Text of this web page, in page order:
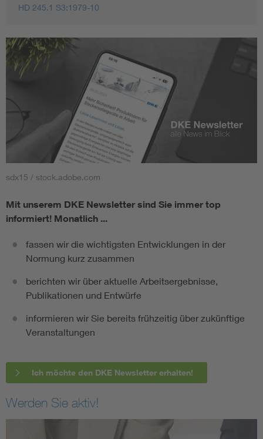
HD 245.1 S3:1979-10
sdx15 / stock.adobe.com
Mit unserem DKE Newsletter sind Sie immer top
informiert! Monatlich ...
fassen wir die wichtigsten Entwicklungen in der
Normung kurz zusammen
berichten wir über aktuelle Arbeitsergebnisse,
Publikationen und Entwürfe
informieren wir Sie bereits frühzeitig über zukünftige
Veranstaltungen
Ich möchte den DKE Newsletter erhalten!
Werden Sie aktiv!